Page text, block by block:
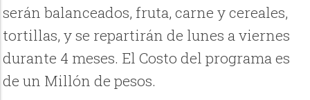
serán balanceados, fruta, carne y cereales,
tortillas, y se repartirán de lunes a viernes
durante 4 meses. El Costo del programa es
de un Millón de pesos.